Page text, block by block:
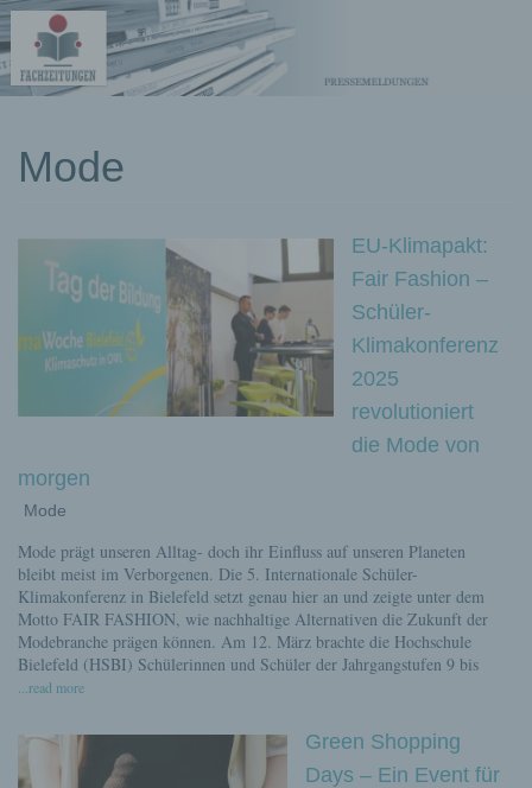
Pressemeldungen
Mode
EU-Klimapakt:
Fair Fashion –
Schüler-
Klimakonferenz
2025
revolutioniert
die Mode von
morgen
Mode
Mode prägt unseren Alltag- doch ihr Einfluss auf unseren Planeten
bleibt meist im Verborgenen. Die 5. Internationale Schüler-
Klimakonferenz in Bielefeld setzt genau hier an und zeigte unter dem
Motto FAIR FASHION, wie nachhaltige Alternativen die Zukunft der
Modebranche prägen können. Am 12. März brachte die Hochschule
Bielefeld (HSBI) Schülerinnen und Schüler der Jahrgangstufen 9 bis
...read more
Green Shopping
Days – Ein Event für